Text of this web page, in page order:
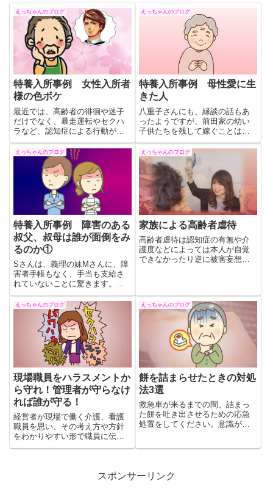
えっちゃんのブログ
特養入所事例 女性入所者
様の色ボケ
最近では、高齢者の徘徊や迷子
だけでなく、暴走運転やセクハ
ラなど、認知症による行動が社
会問題になっているが、性にま
つわることもまた、介護現場の
問題になっているのはあまり知
られていない。介護的配慮が困
難な場合には、精神科の介入
（薬物投与）も重要かと思いま
えっちゃんのブログ
特養入所事例 母性愛に生
きた人
八重子さんにも、縁談の話もあ
ったようですが、前田家の幼い
子供たちを残して嫁ぐことは出
来ず、子供たちが自立するまで
家政婦という形で前田家に残り
ました。八重子さんが自分自身
の人生を幸せだったとおっしゃ
っていたのを今でも忘れること
ができません。
えっちゃんのブログ
特養入所事例 障害のある
叔父、叔母は誰が面倒をみ
るのか①
Sさんは、義理の妹Mさんに、障
害者手帳もなく、手当も支給さ
れていないことに驚きます。聡
子さんは、Mさんを連れて、福祉
事務所や病院を回りながら、や
っと療育手帳の取得に成功しま
す。Mさんには障害年金が支給さ
れるようになりました。
えっちゃんのブログ
家族による高齢者虐待
高齢者虐待は認知症の有無や介
護度などによっては本人が自覚
できなかったり逆に被害妄想だ
介護でも高齢者を危険から守ろ
うとした結果、傷つけてしまっ
たというケースもあります。
えっちゃんのブログ
現場職員をハラスメントか
ら守れ！管理者が守らなけ
れば誰が守る！
経営者が現場で働く介護、看護
職員を思い、その考え方や方針
をわかりやすい形で職員に伝え
職員を守るということは結果的
えっちゃんのブログ
餅を詰まらせたときの対処
法3選
救急車が来るまでの間、詰まっ
た餅を吐き出させるための応急
処置をしてください。意識があ
て餅を召し上がり楽しいお正月
をお過ごしください。
スポンサーリンク